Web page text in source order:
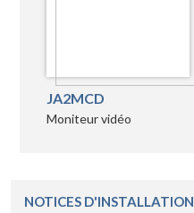
JA2MCD
Moniteur vidéo
NOTICES D'INSTALLATION